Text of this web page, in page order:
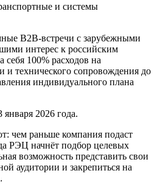
и системы
B2B-встречи с зарубежными
интерес к российским
100% расходов на
и технического сопровождения до
индивидуального плана
января 2026 года.
чем раньше компания подаст
РЭЦ начнёт подбор целевых
возможность представить свои
аудитории и закрепиться на